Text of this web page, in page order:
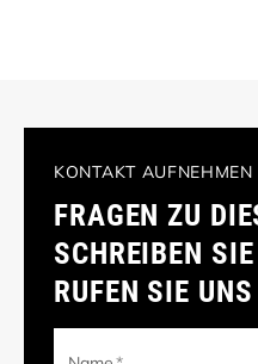
KONTAKT AUFNEHMEN
FRAGEN ZU
SCHREIBEN
RUFEN SIE